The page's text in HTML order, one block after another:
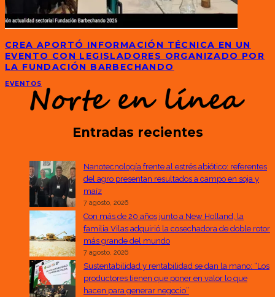
CREA APORTÓ INFORMACIÓN TÉCNICA EN UN
EVENTO CON LEGISLADORES ORGANIZADO POR
LA FUNDACIÓN BARBECHANDO
EVENTOS
Entradas recientes
Nanotecnología frente al estrés abiótico: referentes
del agro presentan resultados a campo en soja y
maíz
7 agosto, 2026
Con más de 20 años junto a New Holland, la
familia Vilas adquirió la cosechadora de doble rotor
más grande del mundo
7 agosto, 2026
Sustentabilidad y rentabilidad se dan la mano: “Los
productores tienen que poner en valor lo que
hacen para generar negocio”